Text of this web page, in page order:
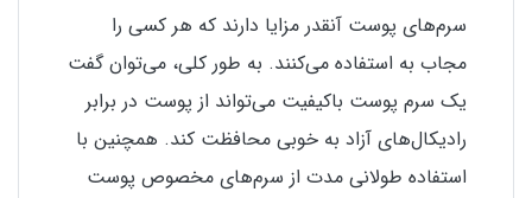
سرم‌های پوست آنقدر مزایا دارند که هر کسی را
مجاب به استفاده می‌کنند. به طور کلی، می‌توان گفت
یک سرم پوست باکیفیت می‌تواند از پوست در برابر
رادیکال‌های آزاد به خوبی محافظت کند. همچنین با
استفاده طولانی مدت از سرم‌های مخصوص پوست